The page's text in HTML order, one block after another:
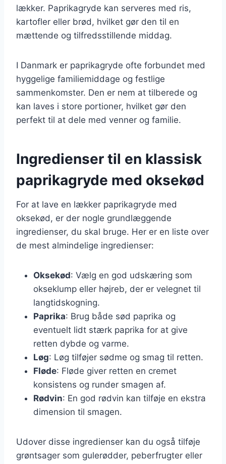
lækker. Paprikagryde kan serveres med ris,
kartofler eller brød, hvilket gør den til en
mættende og tilfredsstillende middag.
I Danmark er paprikagryde ofte forbundet med
hyggelige familiemiddage og festlige
sammenkomster. Den er nem at tilberede og
kan laves i store portioner, hvilket gør den
perfekt til at dele med venner og familie.
Ingredienser til en klassisk
paprikagryde med oksekød
For at lave en lækker paprikagryde med
oksekød, er der nogle grundlæggende
ingredienser, du skal bruge. Her er en liste over
de mest almindelige ingredienser:
Oksekød: Vælg en god udskæring som
okseklump eller højreb, der er velegnet til
langtidskogning.
Paprika: Brug både sød paprika og
eventuelt lidt stærk paprika for at give
retten dybde og varme.
Løg: Løg tilføjer sødme og smag til retten.
Fløde: Fløde giver retten en cremet
konsistens og runder smagen af.
Rødvin: En god rødvin kan tilføje en ekstra
dimension til smagen.
Udover disse ingredienser kan du også tilføje
grøntsager som gulerødder, peberfrugter eller